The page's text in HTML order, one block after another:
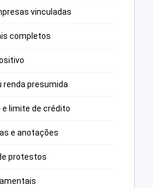
vinculadas
completos
renda presumida
e limite de crédito
e anotações
protestos